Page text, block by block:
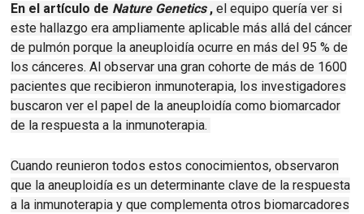
En el artículo de Nature Genetics, el equipo quería ver si
este hallazgo era ampliamente aplicable más allá del cáncer
de pulmón porque la aneuploidía ocurre en más del 95 % de
los cánceres.Al observar una gran cohorte de más de 1600
pacientes que recibieron inmunoterapia, los investigadores
buscaron ver el papel de la aneuploidía como biomarcador
de la respuesta a la inmunoterapia.
Cuando reunieron todos estos conocimientos, observaron
que la aneuploidía es un determinante clave de la respuesta
a la inmunoterapia y que complementa otros biomarcadores